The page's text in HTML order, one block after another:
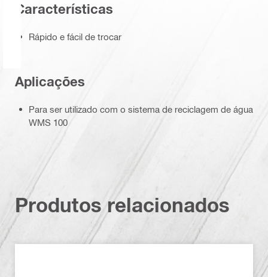
Características
Rápido e fácil de trocar
Aplicações
Para ser utilizado com o sistema de reciclagem de água
WMS 100
Produtos relacionados